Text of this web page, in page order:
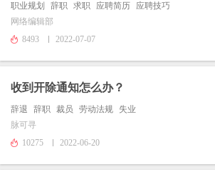
职业规划 辞职 求职 应聘简历
应聘技巧
网络编辑部
8493
2022-07-07
收到开除通知怎么办？
辞退 辞职 裁员 劳动法规
失业
脉可寻
10275
2022-06-20